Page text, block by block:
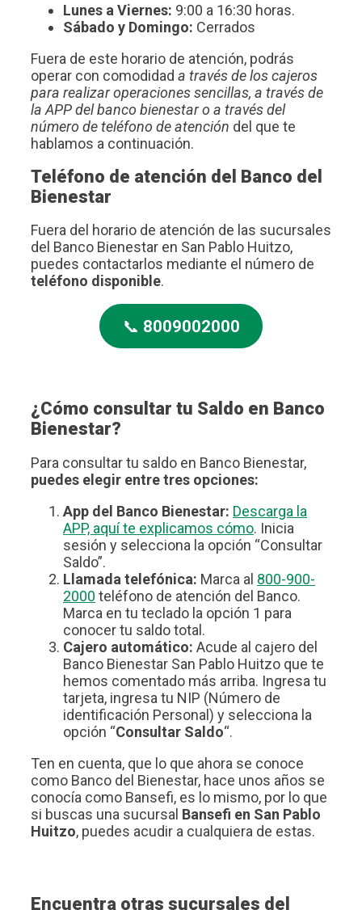
Lunes a Viernes: 9:00 a 16:30 horas.
Sábado y Domingo: Cerrados
Fuera de este horario de atención, podrás
operar con comodidad a través de los cajeros
para realizar operaciones sencillas, a través de
la APP del banco bienestar o a través del
número de teléfono de atención del que te
hablamos a continuación.
Teléfono de atención del Banco del
Bienestar
Fuera del horario de atención de las sucursales
del Banco Bienestar en San Pablo Huitzo,
puedes contactarlos mediante el número de
teléfono disponible.
📞 8009002000
¿Cómo consultar tu Saldo en Banco
Bienestar?
Para consultar tu saldo en Banco Bienestar,
puedes elegir entre tres opciones:
App del Banco Bienestar: Descarga la
APP, aquí te explicamos cómo. Inicia
sesión y selecciona la opción “Consultar
Saldo”.
Llamada telefónica: Marca al 800-900-
2000 teléfono de atención del Banco.
Marca en tu teclado la opción 1 para
conocer tu saldo total.
Cajero automático: Acude al cajero del
Banco Bienestar San Pablo Huitzo que te
hemos comentado más arriba. Ingresa tu
tarjeta, ingresa tu NIP (Número de
identificación Personal) y selecciona la
opción “Consultar Saldo“.
Ten en cuenta, que lo que ahora se conoce
como Banco del Bienestar, hace unos años se
conocía como Bansefi, es lo mismo, por lo que
si buscas una sucursal Bansefi en San Pablo
Huitzo, puedes acudir a cualquiera de estas.
Encuentra otras sucursales del